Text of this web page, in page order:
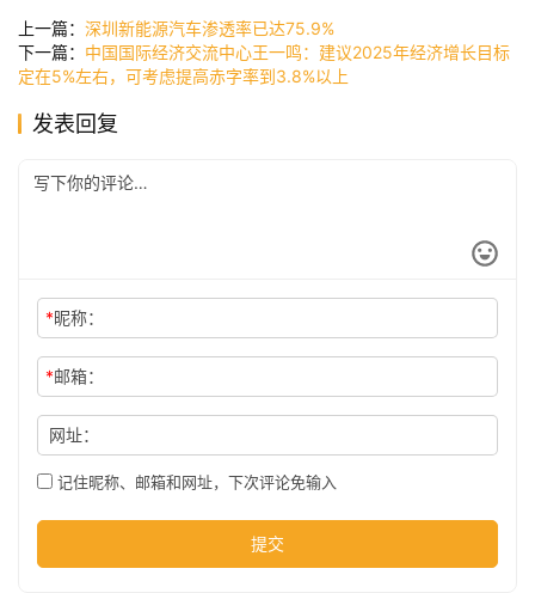
快
讯
司
尚
科
技
上一篇： 深圳新能源汽车渗透率已达75.9%
下一篇： 中国国际经济交流中心王一鸣：建议2025年经济增长目标
定在5%左右，可考虑提高赤字率到3.8%以上
发表回复
*昵称：
*邮箱：
网址：
记住昵称、邮箱和网址，下次评论免输入
提交